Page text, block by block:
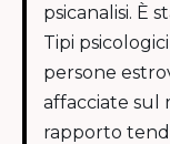
psicanalisi. È
Tipi
persone
affacciate sul
rapporto